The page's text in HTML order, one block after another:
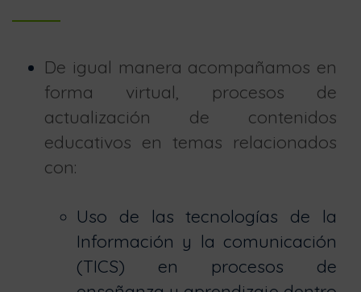
De igual manera acompañamos en
forma virtual, procesos de
actualización de contenidos
educativos en temas relacionados
con:
Uso de las tecnologías de la
Información y la comunicación
(TICS) en procesos de